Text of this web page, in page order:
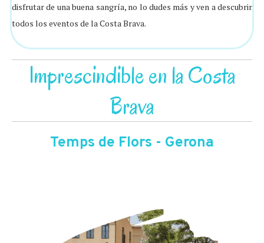
disfrutar de una buena sangría, no lo dudes más y ven a descubrir
todos los eventos de la Costa Brava.
Imprescindible en la Costa
Brava
Temps de Flors - Gerona